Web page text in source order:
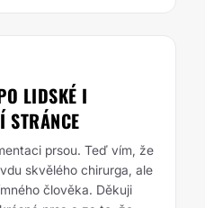
LIDSKÉ I
STRÁNCE
prsou. Teď vím, že
skvělého chirurga, ale
člověka. Děkuji